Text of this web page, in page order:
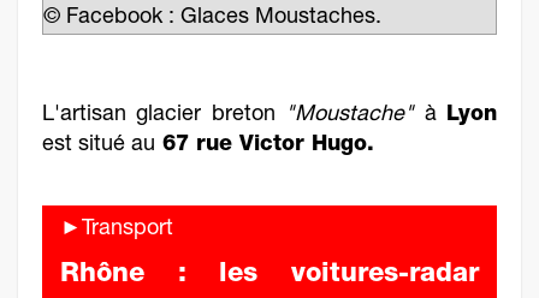
© Facebook : Glaces Moustaches.
L'artisan glacier breton "Moustache"à Lyon
est situé au 67 rue Victor Hugo.
►Transport
Rhône : les voitures-radar